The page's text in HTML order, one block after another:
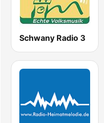
Schwany Radio 3